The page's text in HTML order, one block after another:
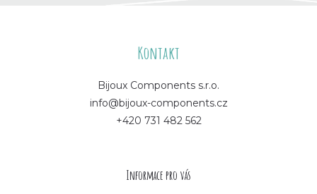
Kontakt
Bijoux Components s.r.o.
info@bijoux-components.cz
+420 731 482 562
Informace pro vás